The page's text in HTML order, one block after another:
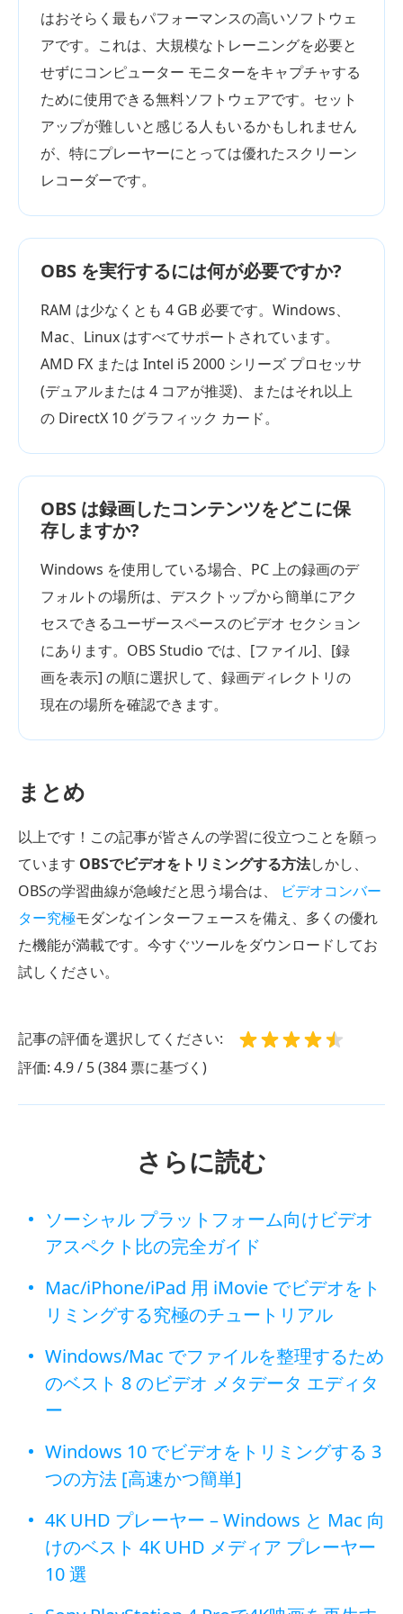
はおそらく最もパフォーマンスの高いソフトウェ
アです。これは、大規模なトレーニングを必要と
せずにコンピューター モニターをキャプチャする
ために使用できる無料ソフトウェアです。セット
アップが難しいと感じる人もいるかもしれません
が、特にプレーヤーにとっては優れたスクリーン
レコーダーです。
OBS を実行するには何が必要ですか?
RAM は少なくとも 4 GB 必要です。Windows、
Mac、Linux はすべてサポートされています。
AMD FX または Intel i5 2000 シリーズ プロセッサ
(デュアルまたは 4 コアが推奨)、またはそれ以上
の DirectX 10 グラフィック カード。
OBS は録画したコンテンツをどこに保
存しますか?
Windows を使用している場合、PC 上の録画のデ
フォルトの場所は、デスクトップから簡単にアク
セスできるユーザースペースのビデオ セクション
にあります。OBS Studio では、[ファイル]、[録
画を表示] の順に選択して、録画ディレクトリの
現在の場所を確認できます。
まとめ
以上です！この記事が皆さんの学習に役立つことを願っ
ています OBSでビデオをトリミングする方法しかし、
OBSの学習曲線が急峻だと思う場合は、
ビデオコンバー
ター究極モダンなインターフェースを備え、多くの優れ
た機能が満載です。今すぐツールをダウンロードしてお
試しください。
記事の評価を選択してください:
評価: 4.9 / 5 (384 票に基づく)
さらに読む
ソーシャル プラットフォーム向けビデオ
アスペクト比の完全ガイド
Mac/iPhone/iPad 用 iMovie でビデオをト
リミングする究極のチュートリアル
Windows/Mac でファイルを整理するため
のベスト 8 のビデオ メタデータ エディタ
ー
Windows 10 でビデオをトリミングする 3
つの方法 [高速かつ簡単]
4K UHD プレーヤー – Windows と Mac 向
けのベスト 4K UHD メディア プレーヤー
10 選